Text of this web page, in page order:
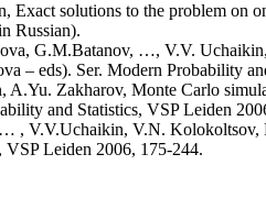
Exact solutions to the problem on
Russian).
G.M.Batanov, …, V.V. Uchaikin,
– eds). Ser. Modern Probability
A.Yu. Zakharov, Monte Carlo
and Statistics, VSP Leiden
, V.V.Uchaikin, V.N. Kolokoltsov,
VSP Leiden 2006, 175-244.